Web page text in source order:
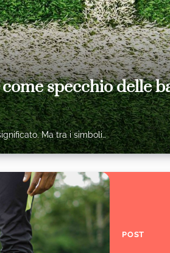
specchio delle
Ma tra i simboli…
POST